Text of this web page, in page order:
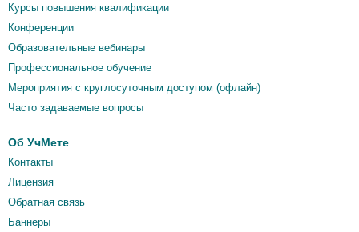
Курсы повышения квалификации
Конференции
Образовательные вебинары
Профессиональное обучение
Мероприятия c круглосуточным доступом (офлайн)
Часто задаваемые вопросы
Об УчМете
Контакты
Лицензия
Обратная связь
Баннеры